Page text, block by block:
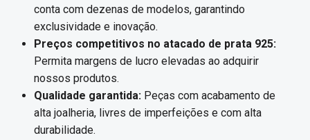
conta com dezenas de modelos, garantindo
exclusividade e inovação.
Preços competitivos no atacado de prata 925:
Permita margens de lucro elevadas ao adquirir
nossos produtos.
Qualidade garantida: Peças com acabamento de
alta joalheria, livres de imperfeições e com alta
durabilidade.